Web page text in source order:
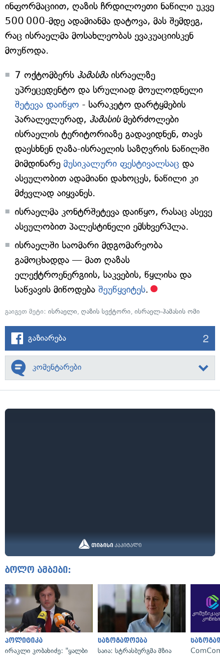
ინფორმაციით, ღაზის ჩრდილოეთი ნაწილი უკვე
500 000-მდე ადამიანმა დატოვა, მას შემდეგ,
რაც ისრაელმა მოსახლეობას ევაკუაციისკენ
მოუწოდა.
7 ოქტომბერს ჰამასმაისრაელზე
უპრეცედენტო და სრულიად მოულოდნელი
შეტევა დაიწყო - სარაკეტო დარტყმების
პარალელურად, ჰამასისმებრძოლები
ისრაელის ტერიტორიაზე გადავიდნენ, თავს
დაესხნენ ღაზა-ისრაელის საზღვრის ნაწილში
მიმდინარე მუსიკალური ფესტივალსაც და
ასეულობით ადამიანი დახოცეს, ნაწილი კი
მძევლად აიყვანეს.
ისრაელმა კონტრშეტევა დაიწყო, რასაც ასევე
ასეულობით პალესტინელი ემსხვერპლა.
ისრაელში საომარი მდგომარეობა
გამოცხადდა — მათ ღაზას
ელექტროენერგიის, საკვების, წყლისა და
საწვავის მიწოდება შეუწყვიტეს.
გაიგეთ მეტი: ისრაელი, ღაზის სექტორი, ისრაელ-ჰამასის ომი
გაზიარება 2
კომენტარები
ბოლო ამბები:
პოლიტიკა
ირაკლი კობახიძე: "ყალბი
საზოგადოება
საია: სტრასბურგმა მზია